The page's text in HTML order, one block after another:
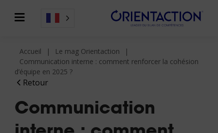
Retour
Accueil
Le mag Orientaction
Communication interne : comment renforcer la cohésion
d’équipe en 2025 ?
Communication